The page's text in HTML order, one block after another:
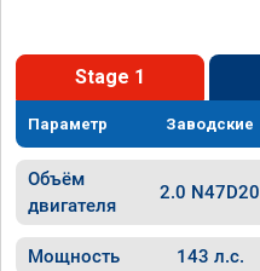
Stage 1
Параметр Заводские
Объём
двигателя
2.0 N47D20
Мощность 143 л.с.